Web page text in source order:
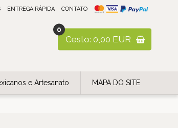
0
Cesto: 0,00 EUR
ENTREGA RÁPIDA CONTATO
e Artesanato MAPA DO SITE